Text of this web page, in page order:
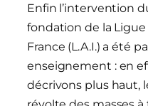
Enfin l’intervention
fondation de la
France (L.A.I.) a été
enseignement : en
décrivons plus haut,